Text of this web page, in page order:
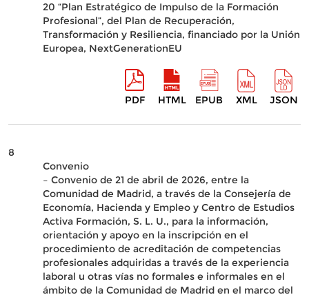
20 “Plan Estratégico de Impulso de la Formación
Profesional”, del Plan de Recuperación,
Transformación y Resiliencia, financiado por la Unión
Europea, NextGenerationEU
PDF HTML EPUB XML JSON
8
Convenio
– Convenio de 21 de abril de 2026, entre la
Comunidad de Madrid, a través de la Consejería de
Economía, Hacienda y Empleo y Centro de Estudios
Activa Formación, S. L. U., para la información,
orientación y apoyo en la inscripción en el
procedimiento de acreditación de competencias
profesionales adquiridas a través de la experiencia
laboral u otras vías no formales e informales en el
ámbito de la Comunidad de Madrid en el marco del